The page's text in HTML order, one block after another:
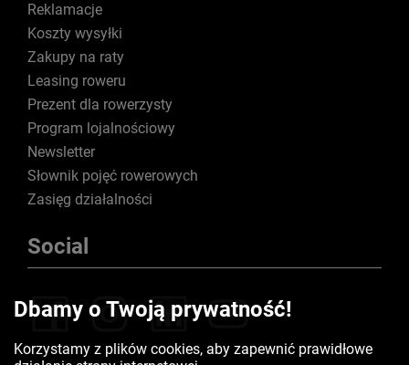
Reklamacje
Koszty wysyłki
Zakupy na raty
Leasing roweru
Prezent dla rowerzysty
Program lojalnościowy
Newsletter
Słownik pojęć rowerowych
Zasięg działalności
Social
Dbamy o Twoją prywatność!
Korzystamy z plików cookies, aby zapewnić prawidłowe